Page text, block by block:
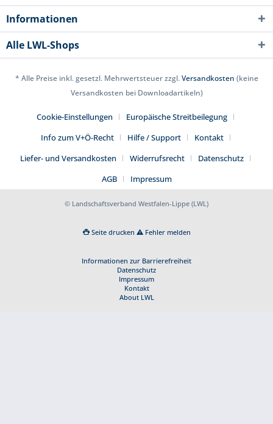
Informationen
Alle LWL-Shops
* Alle Preise inkl. gesetzl. Mehrwertsteuer zzgl.Versandkosten (keine
Versandkosten bei Downloadartikeln)
Cookie-Einstellungen
Europäische Streitbeilegung
Info zum V+Ö-Recht
Hilfe / Support
Kontakt
Liefer- und Versandkosten
Widerrufsrecht
Datenschutz
AGB
Impressum
© Landschaftsverband Westfalen-Lippe (LWL)
Seite drucken Fehler melden
Informationen zur Barrierefreiheit
Datenschutz
Impressum
Kontakt
About LWL